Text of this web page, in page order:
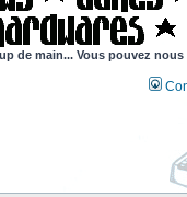
de main... Vous pouvez